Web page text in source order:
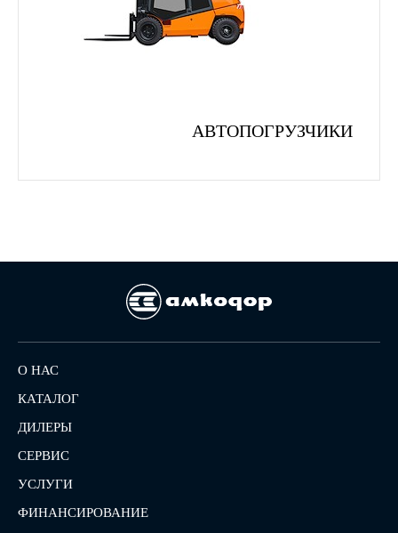
АВТОПОГРУЗЧИКИ
О НАС
КАТАЛОГ
ДИЛЕРЫ
СЕРВИС
УСЛУГИ
ФИНАНСИРОВАНИЕ